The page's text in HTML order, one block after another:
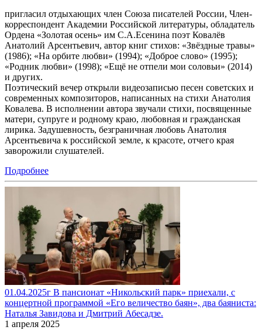
пригласил отдыхающих член Союза писателей России, Член-
корреспондент Академии Российской литературы, обладатель
Ордена «Золотая осень» им С.А.Есенина поэт Ковалёв
Анатолий Арсентьевич, автор книг стихов: «Звёздные травы»
(1986); «На орбите любви» (1994); «Доброе слово» (1995);
«Родник любви» (1998); «Ещё не отпели мои соловьи» (2014)
и других.
Поэтический вечер открыли видеозаписью песен советских и
современных композиторов, написанных на стихи Анатолия
Ковалева. В исполнении автора звучали стихи, посвященные
матери, супруге и родному краю, любовная и гражданская
лирика. Задушевность, безграничная любовь Анатолия
Арсентьевича к российской земле, к красоте, отчего края
заворожили слушателей.
Подробнее
01.04.2025г В пансионат «Никольский парк» приехали, с
концертной программой «Его величество баян», два баяниста:
Наталья Завидова и Дмитрий Абесадзе.
1 апреля 2025